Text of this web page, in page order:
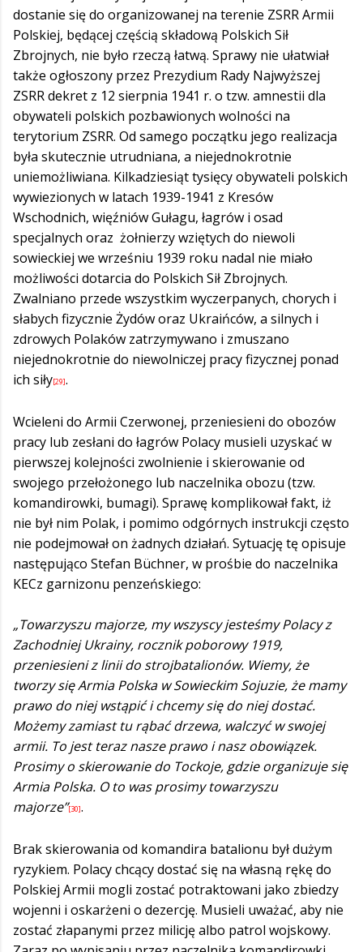
dostanie się do organizowanej na terenie ZSRR Armii
Polskiej, będącej częścią składową Polskich Sił
Zbrojnych, nie było rzeczą łatwą. Sprawy nie ułatwiał
także ogłoszony przez Prezydium Rady Najwyższej
ZSRR dekret z 12 sierpnia 1941 r. o tzw. amnestii dla
obywateli polskich pozbawionych wolności na
terytorium ZSRR. Od samego początku jego realizacja
była skutecznie utrudniana, a niejednokrotnie
uniemożliwiana. Kilkadziesiąt tysięcy obywateli polskich
wywiezionych w latach 1939-1941 z Kresów
Wschodnich, więźniów Gułagu, łagrów i osad
specjalnych oraz żołnierzy wziętych do niewoli
sowieckiej we wrześniu 1939 roku nadal nie miało
możliwości dotarcia do Polskich Sił Zbrojnych.
Zwalniano przede wszystkim wyczerpanych, chorych i
słabych fizycznie Żydów oraz Ukraińców, a silnych i
zdrowych Polaków zatrzymywano i zmuszano
niejednokrotnie do niewolniczej pracy fizycznej ponad
ich siły[29].
Wcieleni do Armii Czerwonej, przeniesieni do obozów
pracy lub zesłani do łagrów Polacy musieli uzyskać w
pierwszej kolejności zwolnienie i skierowanie od
swojego przełożonego lub naczelnika obozu (tzw.
komandirowki, bumagi). Sprawę komplikował fakt, iż
nie był nim Polak, i pomimo odgórnych instrukcji często
nie podejmował on żadnych działań. Sytuację tę opisuje
następująco Stefan Büchner, w prośbie do naczelnika
KECz garnizonu penzeńskiego:
„Towarzyszu majorze, my wszyscy jesteśmy Polacy z
Zachodniej Ukrainy, rocznik poborowy 1919,
przeniesieni z linii do strojbatalionów. Wiemy, że
tworzy się Armia Polska w Sowieckim Sojuzie, że mamy
prawo do niej wstąpić i chcemy się do niej dostać.
Możemy zamiast tu rąbać drzewa, walczyć w swojej
armii. To jest teraz nasze prawo i nasz obowiązek.
Prosimy o skierowanie do Tockoje, gdzie organizuje się
Armia Polska. O to was prosimy towarzyszu
majorze”[30].
Brak skierowania od komandira batalionu był dużym
ryzykiem. Polacy chcący dostać się na własną rękę do
Polskiej Armii mogli zostać potraktowani jako zbiedzy
wojenni i oskarżeni o dezercję. Musieli uważać, aby nie
zostać złapanymi przez milicję albo patrol wojskowy.